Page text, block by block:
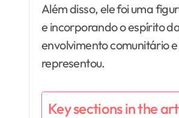
Além disso, ele foi uma
e incorporando o espírito
envolvimento comunitário
representou.
Key sections in the